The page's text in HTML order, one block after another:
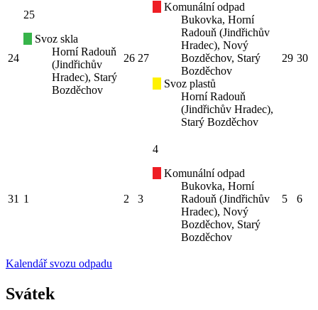
24
25
Svoz skla
Horní Radouň
(Jindřichův
Hradec), Starý
Bozděchov
26 27
Komunální odpad
Bukovka, Horní
Radouň (Jindřichův
Hradec), Nový
Bozděchov, Starý
Bozděchov
Svoz plastů
Horní Radouň
(Jindřichův Hradec),
Starý Bozděchov
29 30
31 1 2 3
4
Komunální odpad
Bukovka, Horní
Radouň (Jindřichův
Hradec), Nový
Bozděchov, Starý
Bozděchov
5 6
Kalendář svozu odpadu
Svátek